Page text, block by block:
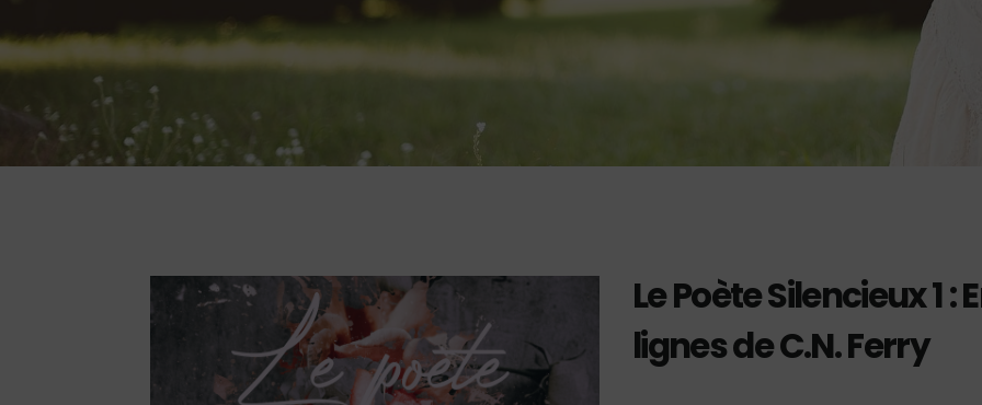
Le Poète Silencieux 1
lignes de C.N. Ferry